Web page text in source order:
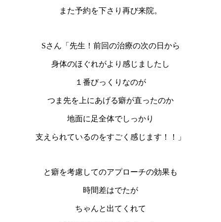
また予約を下さり再び来院。
Sさん「先生！前回の治療の次の日から
身体のほぐれがより感じましたし
１番びっくりなのが
つま先を上にあげる癖が直ったのか
地面に足全体でしっかり
支えられているのをすごく感じます！！」
と癖を考慮してのアプローチの効果も
時間差はでたが
ちゃんと出てくれて